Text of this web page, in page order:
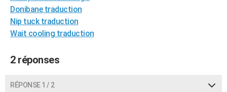
Destinations
City break
Voyage nature
Voyage de noces
Forum
Climat
PHOTO
GUIDES D'ACHAT
Donibane traduction
Nip tuck traduction
Wait cooling traduction
2 réponses
RÉPONSE 1 / 2